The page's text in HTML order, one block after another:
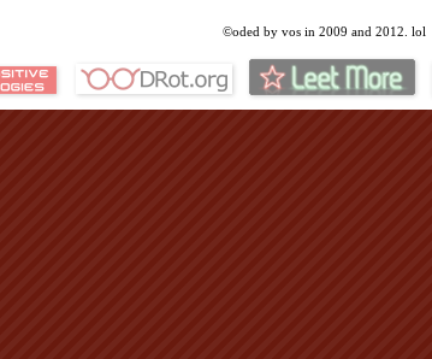
©oded by vos in 2009 and 2012. lol